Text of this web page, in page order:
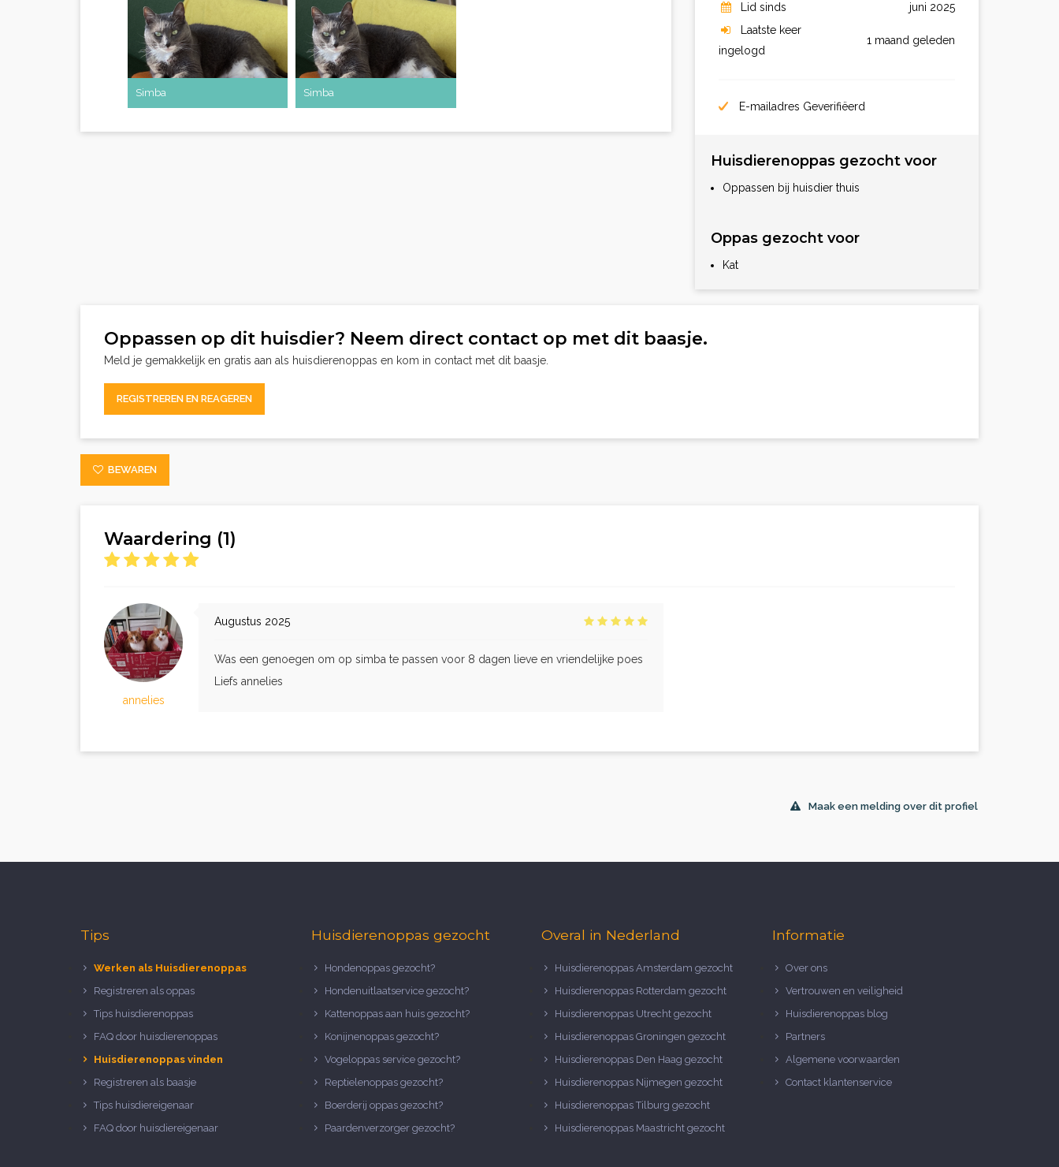
Simba Simba
Lid sinds
juni 2025
Laatste keer
ingelogd
1 maand geleden
E-mailadres Geverifiëerd
Huisdierenoppas gezocht voor
Oppassen bij huisdier thuis
Oppas gezocht voor
Kat
Oppassen op dit huisdier? Neem direct contact op met dit baasje.
Meld je gemakkelijk en gratis aan als huisdierenoppas en kom in contact met dit baasje.
REGISTREREN EN REAGEREN
BEWAREN
Waardering (1)
annelies
Augustus 2025
Was een genoegen om op simba te passen voor 8 dagen lieve en vriendelijke poes
Liefs annelies
Maak een melding over dit profiel
Tips
Werken als Huisdierenoppas
Registreren als oppas
Tips huisdierenoppas
FAQ door huisdierenoppas
Huisdierenoppas vinden
Registreren als baasje
Tips huisdiereigenaar
FAQ door huisdiereigenaar
Huisdierenoppas gezocht
Hondenoppas gezocht?
Hondenuitlaatservice gezocht?
Kattenoppas aan huis gezocht?
Konijnenoppas gezocht?
Vogeloppas service gezocht?
Reptielenoppas gezocht?
Boerderij oppas gezocht?
Paardenverzorger gezocht?
Overal in Nederland
Huisdierenoppas Amsterdam gezocht
Huisdierenoppas Rotterdam gezocht
Huisdierenoppas Utrecht gezocht
Huisdierenoppas Groningen gezocht
Huisdierenoppas Den Haag gezocht
Huisdierenoppas Nijmegen gezocht
Huisdierenoppas Tilburg gezocht
Huisdierenoppas Maastricht gezocht
Informatie
Over ons
Vertrouwen en veiligheid
Huisdierenoppas blog
Partners
Algemene voorwaarden
Contact klantenservice